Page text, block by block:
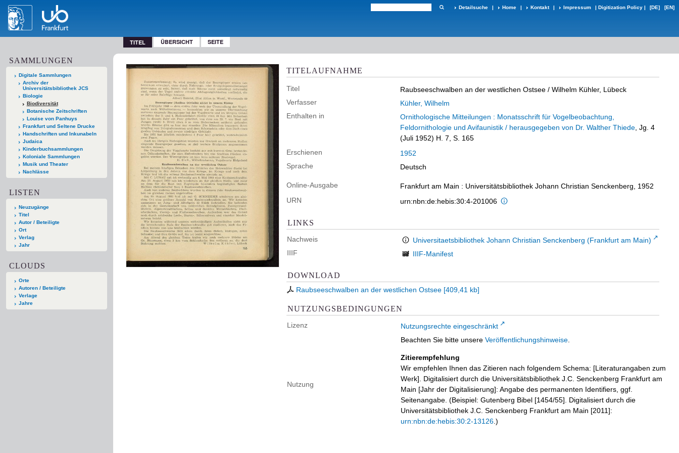
Detailsuche | Home | Kontakt | Impressum | Digitization Policy | [DE] [EN]
TITEL ÜBERSICHT SEITE
SAMMLUNGEN
Digitale Sammlungen
Archiv der
Universitätsbibliothek JCS
Biologie
Biodiversität
Botanische Zeitschriften
Louise von Panhuys
Frankfurt und Seltene Drucke
Handschriften und Inkunabeln
Judaica
Kinderbuchsammlungen
Koloniale Sammlungen
Musik und Theater
Nachlässe
LISTEN
Neuzugänge
Titel
Autor / Beteiligte
Ort
Verlag
Jahr
CLOUDS
Orte
Autoren / Beteiligte
Verlage
Jahre
TITELAUFNAHME
Titel Raubseeschwalben an der westlichen Ostsee / Wilhelm Kühler, Lübeck
Verfasser
Kühler, Wilhelm
Enthalten in
Ornithologische Mitteilungen : Monatsschrift für Vogelbeobachtung,
Feldornithologie und Avifaunistik / herausgegeben von Dr. Walther Thiede , Jg. 4
(Juli 1952) H. 7, S. 165
Erschienen
1952
Sprache
Deutsch
Online-Ausgabe
Frankfurt am Main : Universitätsbibliothek Johann Christian Senckenberg, 1952
URN
urn:nbn:de:hebis:30:4-201006
LINKS
Nachweis
Universitaetsbibliothek Johann Christian Senckenberg (Frankfurt am Main)
IIIF
IIIF-Manifest
DOWNLOAD
Raubseeschwalben an der westlichen Ostsee [409,41 kb]
NUTZUNGSBEDINGUNGEN
Lizenz Nutzungsrechte eingeschränkt
Nutzung
Beachten Sie bitte unsere Veröffentlichungshinweise
Zitierempfehlung
Wir empfehlen Ihnen das Zitieren nach folgendem Schema: [Literaturangaben zum
Werk]. Digitalisiert durch die Universitätsbibliothek J.C. Senckenberg Frankfurt am
Main [Jahr der Digitalisierung]: Angabe des permanenten Identifiers, ggf.
Seitenangabe. (Beispiel: Gutenberg Bibel [1454/55]. Digitalisiert durch die
Universitätsbibliothek J.C. Senckenberg Frankfurt am Main [2011]:
urn:nbn:de:hebis:30:2-13126 .)